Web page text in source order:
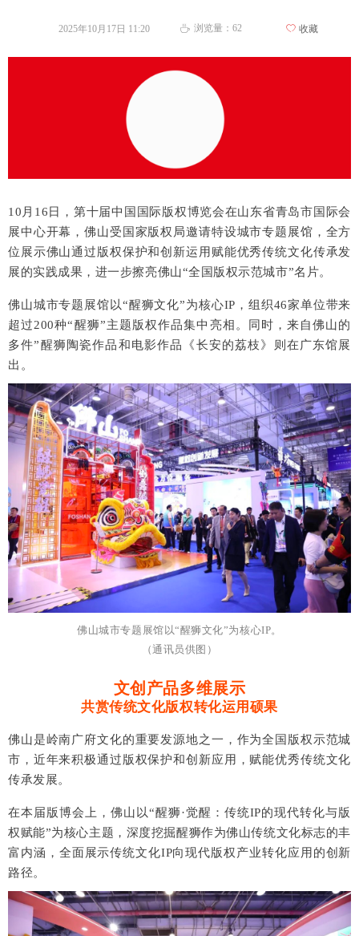
10月16日，第十届中国国际版权博览会在山东省青岛市国际会
展中心开幕，佛山受国家版权局邀请特设城市专题展馆，全方
位展示佛山通过版权保护和创新运用赋能优秀传统文化传承发
展的实践成果，进一步擦亮佛山“全国版权示范城市”名片。
佛山城市专题展馆以“醒狮文化”为核心IP，组织46家单位带来
超过200种“醒狮”主题版权作品集中亮相。同时，来自佛山的
多件”醒狮陶瓷作品和电影作品《长安的荔枝》则在广东馆展
出。
佛山城市专题展馆以“醒狮文化”为核心IP。
（通讯员供图）
文创产品多维展示
共赏传统文化版权转化运用硕果
佛山是岭南广府文化的重要发源地之一，作为全国版权示范城
市，近年来积极通过版权保护和创新应用，赋能优秀传统文化
传承发展。
在本届版博会上，佛山以“醒狮·觉醒：传统IP的现代转化与版
权赋能”为核心主题，深度挖掘醒狮作为佛山传统文化标志的丰
富内涵，全面展示传统文化IP向现代版权产业转化应用的创新
路径。
2025年10月17日 11:20 ꄘ 浏览量： 62 ꄀ 收藏